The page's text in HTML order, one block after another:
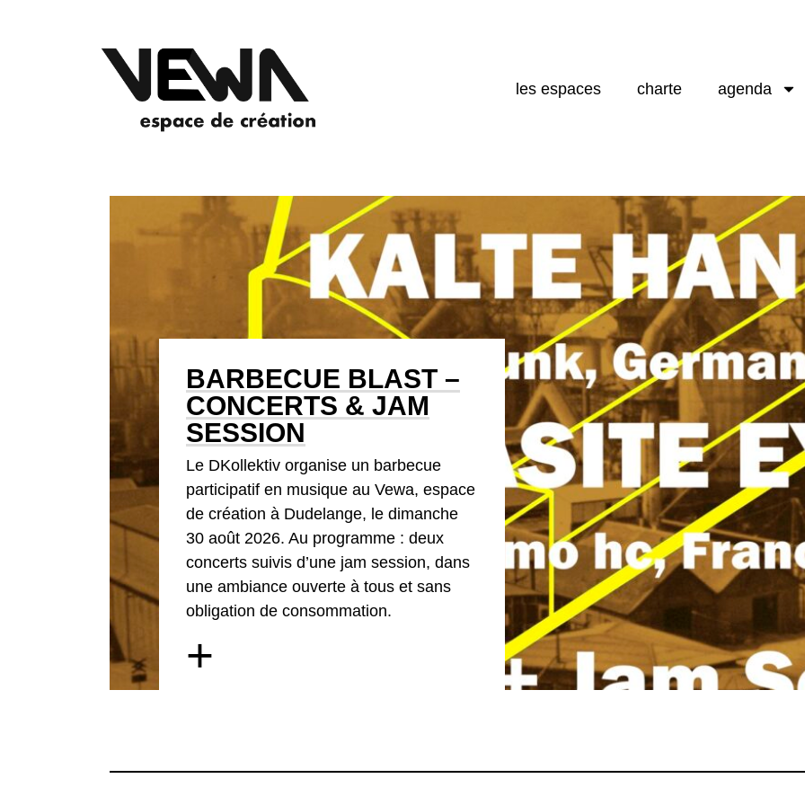
les espaces charte agenda
BARBECUE BLAST –
CONCERTS & JAM
SESSION
Le DKollektiv organise un barbecue
participatif en musique au Vewa, espace
de création à Dudelange, le dimanche
30 août 2026. Au programme : deux
concerts suivis d’une jam session, dans
une ambiance ouverte à tous et sans
obligation de consommation.
+